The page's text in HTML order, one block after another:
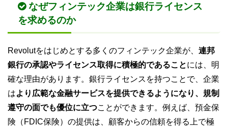
なぜフィンテック企業は銀行ライセンス
を求めるのか
Revolutをはじめとする多くのフィンテック企業が、 連邦
銀行の承認やライセンス取得に積極的であることには、明
確な理由があります。銀行ライセンスを持つことで、企業
はより広範な金融サービスを提供できるようになり、規制
遵守の面でも優位に立つことができます。例えば、預金保
険（FDIC保険）の提供は、顧客からの信頼を得る上で極